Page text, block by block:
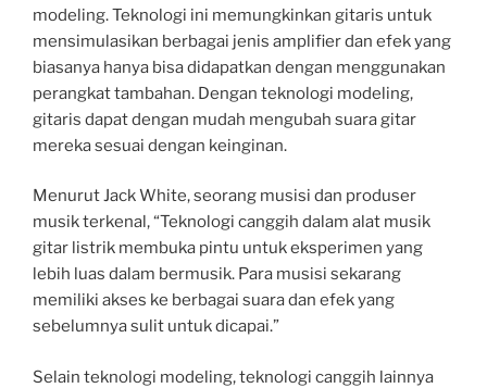
modeling. Teknologi ini memungkinkan gitaris untuk
mensimulasikan berbagai jenis amplifier dan efek yang
biasanya hanya bisa didapatkan dengan menggunakan
perangkat tambahan. Dengan teknologi modeling,
gitaris dapat dengan mudah mengubah suara gitar
mereka sesuai dengan keinginan.
Menurut Jack White, seorang musisi dan produser
musik terkenal, “Teknologi canggih dalam alat musik
gitar listrik membuka pintu untuk eksperimen yang
lebih luas dalam bermusik. Para musisi sekarang
memiliki akses ke berbagai suara dan efek yang
sebelumnya sulit untuk dicapai.”
Selain teknologi modeling, teknologi canggih lainnya